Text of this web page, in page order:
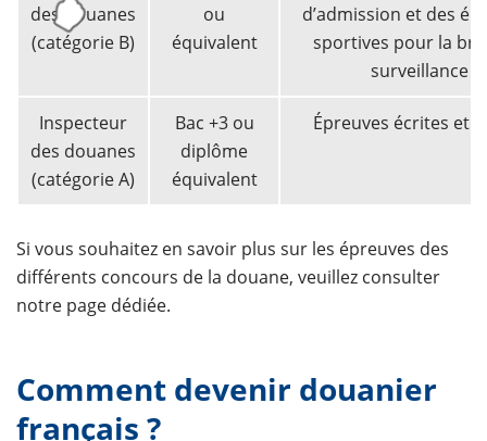
des douanes
(catégorie B)
ou
équivalent
d’admission et des
sportives pour la
surveillance
Inspecteur
des douanes
(catégorie A)
Bac +3 ou
diplôme
équivalent
Épreuves écrites et
​Si vous souhaitez en savoir plus sur les épreuves des
différents concours de la douane, veuillez consulter
notre page dédiée.
Comment devenir douanier
français ?